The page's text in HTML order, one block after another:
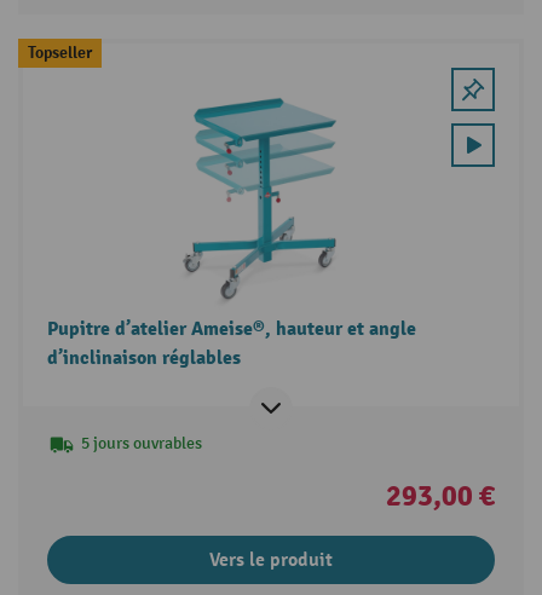
Topseller
Pupitre d’atelier Ameise®, hauteur et angle
d’inclinaison réglables
5 jours ouvrables
293,00 €
Vers le produit